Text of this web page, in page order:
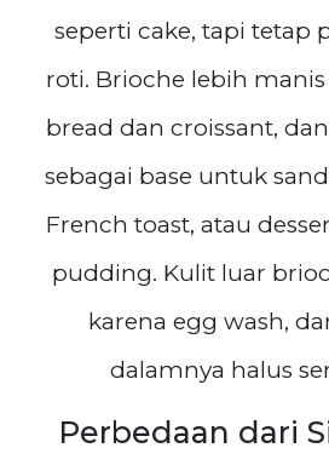
seperti cake, tapi tetap
roti. Brioche lebih
bread dan croissant,
sebagai base untuk
French toast, atau
pudding. Kulit luar
karena egg wash,
dalamnya halus
Perbedaan dari